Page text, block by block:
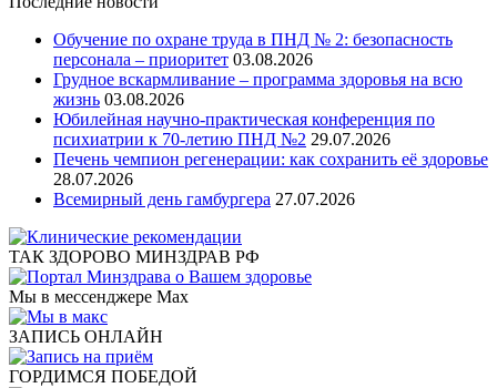
Обучение по охране труда в ПНД № 2: безопасность
персонала – приоритет 03.08.2026
Грудное вскармливание – программа здоровья на всю
жизнь 03.08.2026
Юбилейная научно-практическая конференция по
психиатрии к 70-летию ПНД №2 29.07.2026
Печень чемпион регенерации: как сохранить её здоровье
28.07.2026
Всемирный день гамбургера 27.07.2026
ТАК ЗДОРОВО МИНЗДРАВ РФ
Мы в мессенджере Max
ЗАПИСЬ ОНЛАЙН
ГОРДИМСЯ ПОБЕДОЙ